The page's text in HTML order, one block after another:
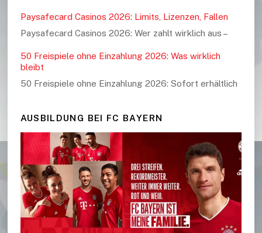
Paysafecard Casinos 2026: Limits, Lizenzen, Fallen
Paysafecard Casinos 2026: Wer zahlt wirklich aus –
50 Freispiele ohne Einzahlung 2026: Was wirklich
bleibt
50 Freispiele ohne Einzahlung 2026: Sofort erhältlich
AUSBILDUNG BEI FC BAYERN